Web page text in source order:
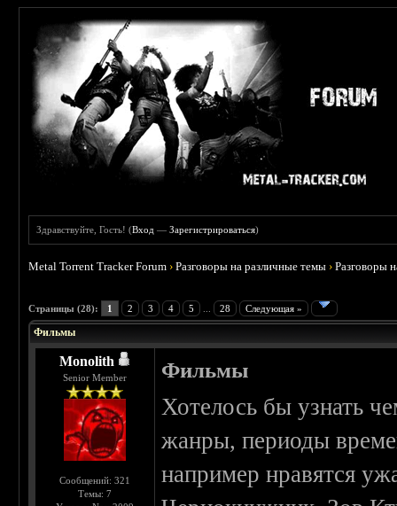
Здравствуйте, Гость! (Вход —Зарегистрироваться)
Metal Torrent Tracker Forum ›Разговоры на различные темы ›Разговоры
Страницы (28): 1 2 3 4 5 28 Следующая »
Фильмы
Monolith
Senior Member
Сообщений: 321
Темы: 7
Фильмы
Хотелось бы узнать
жанры, периоды
например нравятся